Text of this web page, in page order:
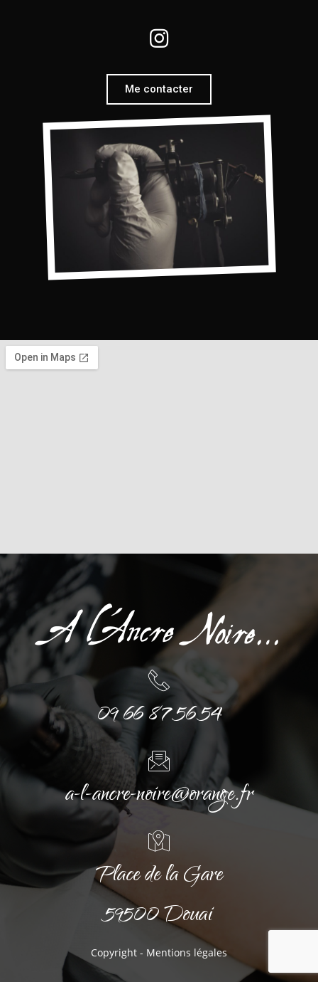
Me contacter
09 66 87 56 54
a-l-ancre-noire@orange.fr
Place de la Gare
59500 Douai
Copyright - Mentions légales